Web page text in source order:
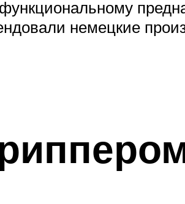
немецкие